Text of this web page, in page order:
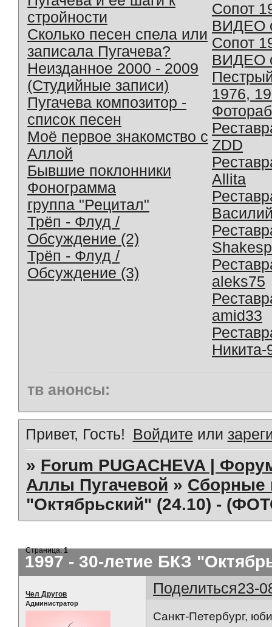
стройности
Сколько песен спела или
записала Пугачева?
Неизданное 2000 - 2009
(Студийные записи)
Пугачева композитор -
список песен
Моё первое знакомство с
Аллой
Бывшие поклонники
Фонограмма
группа "Рецитал"
Трёп - Флуд /
Обсуждение (2)
Трёп - Флуд /
Обсуждение (3)
Сопот
ВИДЕО
Сопот
ВИДЕО
1976,
ZDD
Allita
aleks75
amid33
Никита-
тв анонсы:
Привет, Гость! Войдите или
» Forum PUGACHEVA |
Аллы Пугачевой » Сборные
"Октябрьский" (24.10) -
1997 - 30-летие БКЗ
Страница:1
Поделиться23-
Чел Другов
Администратор
Санкт-Петербург,